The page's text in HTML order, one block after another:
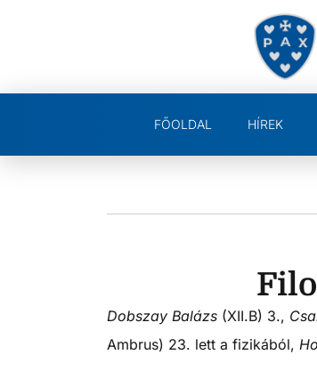
FŐOLDAL HÍREK
Dobszay Balázs(XII.B) 3.,
Ambrus) 23. lett a fizikából,